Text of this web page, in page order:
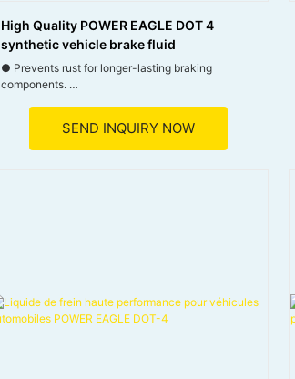
High Quality POWER EAGLE DOT 4
synthetic vehicle brake fluid
● Prevents rust for longer-lasting braking
components.
● Maintains flow in cold conditions for effective
SEND INQUIRY NOW